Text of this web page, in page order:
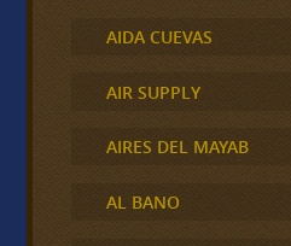
AIDA CUEVAS
AIR SUPPLY
AIRES DEL MAYAB
AL BANO